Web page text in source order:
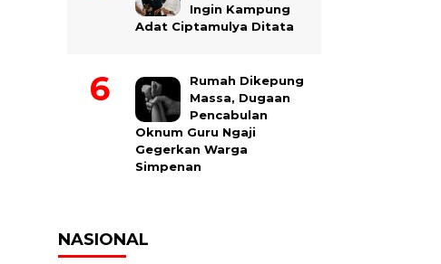
Ingin Kampung
Adat Ciptamulya Ditata
Rumah Dikepung
Massa, Dugaan
Pencabulan
Oknum Guru Ngaji
Gegerkan Warga
Simpenan
NASIONAL